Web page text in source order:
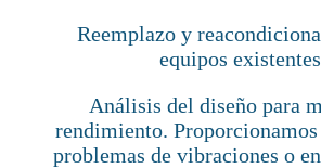
Reemplazo y
equipos
Análisis del diseño para
rendimiento.
problemas de vibraciones o